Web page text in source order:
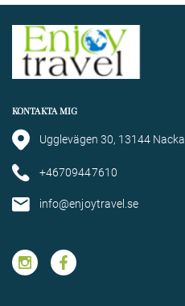
KONTAKTA MIG
Ugglevägen 30, 13144 Nacka
+46709447610
info@enjoytravel.se